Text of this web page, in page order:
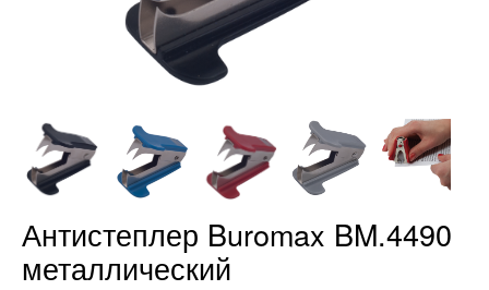
Антистеплер Buromax BM.4490
металлический